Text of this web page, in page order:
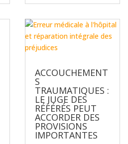
ACCOUCHEMENT
S
TRAUMATIQUES :
LE JUGE DES
RÉFÉRÉS PEUT
ACCORDER DES
PROVISIONS
IMPORTANTES